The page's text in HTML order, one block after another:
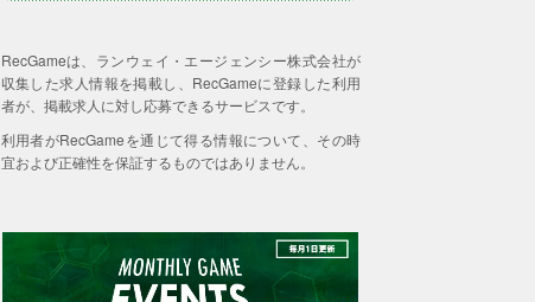
RecGameは、ランウェイ・エージェンシー株式会社が
収集した求人情報を掲載し、RecGameに登録した利用
者が、掲載求人に対し応募できるサービスです。
利用者がRecGameを通じて得る情報について、その時
宜および正確性を保証するものではありません。